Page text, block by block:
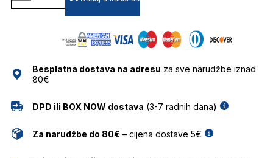
POLAROID
Besplatna dostava na adresu za sve narudžbe iznad
80€
DPD ili BOX NOW dostava (3-7 radnih dana)
Za narudžbe do 80€ – cijena dostave 5€